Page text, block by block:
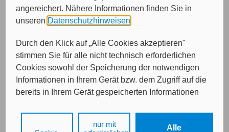
angereichert. Nähere Informationen finden Sie in
unseren Datenschutzhinweisen
Durch den Klick auf „Alle Cookies akzeptieren"
stimmen Sie für alle nicht technisch erforderlichen
Cookies sowohl der Speicherung der notwendigen
Informationen in Ihrem Gerät bzw. dem Zugriff auf die
bereits in Ihrem Gerät gespeicherten Informationen
Ihrer Daten zu den angegebenen Zwecken in unseren
Datenschutzhinweisengemäß Art. 6 Abs. 1 lit. a
Alle
nur mit